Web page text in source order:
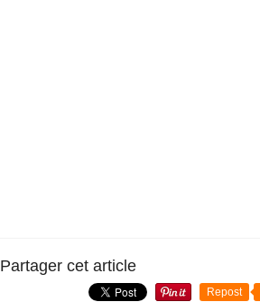
Partager cet article
Repost